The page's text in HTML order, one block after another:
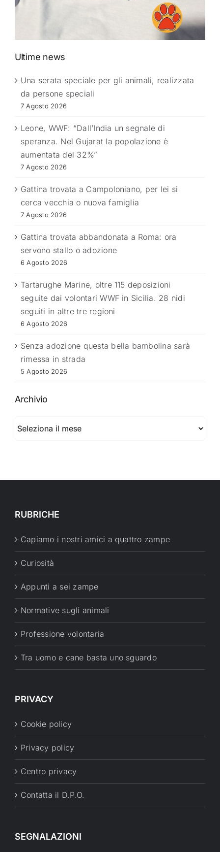
Ultime news
Una serata speciale per gli animali, realizzata
da persone speciali
7 Agosto 2026
Leone, WWF: “Dall’India un segnale di
speranza. Nel Gujarat la popolazione è
aumentata del 32%”
7 Agosto 2026
Gattina trovata a Campoloniano, per lei si
cerca vecchia o nuova famiglia
7 Agosto 2026
Gattina trovata abbandonata a Roma: ora
servono stallo o adozione
6 Agosto 2026
Tartarughe Marine, oltre 115 deposizioni
seguite dai volontari WWF in Sicilia. 28 nidi
seguiti in altre tre regioni
6 Agosto 2026
Senza adozione questa bella bambolina sarà
rimessa in strada
5 Agosto 2026
Archivio
RUBRICHE
Capiamo i nostri amici a quattro zampe
Curiosità
Appunti a sei zampe
Normative sugli animali
Professione volontaria
Tra uomo e cane basta uno sguardo
PRIVACY
Cookie policy
Privacy policy
Centro privacy
Contatta il D.P.O.
SEGNALAZIONI